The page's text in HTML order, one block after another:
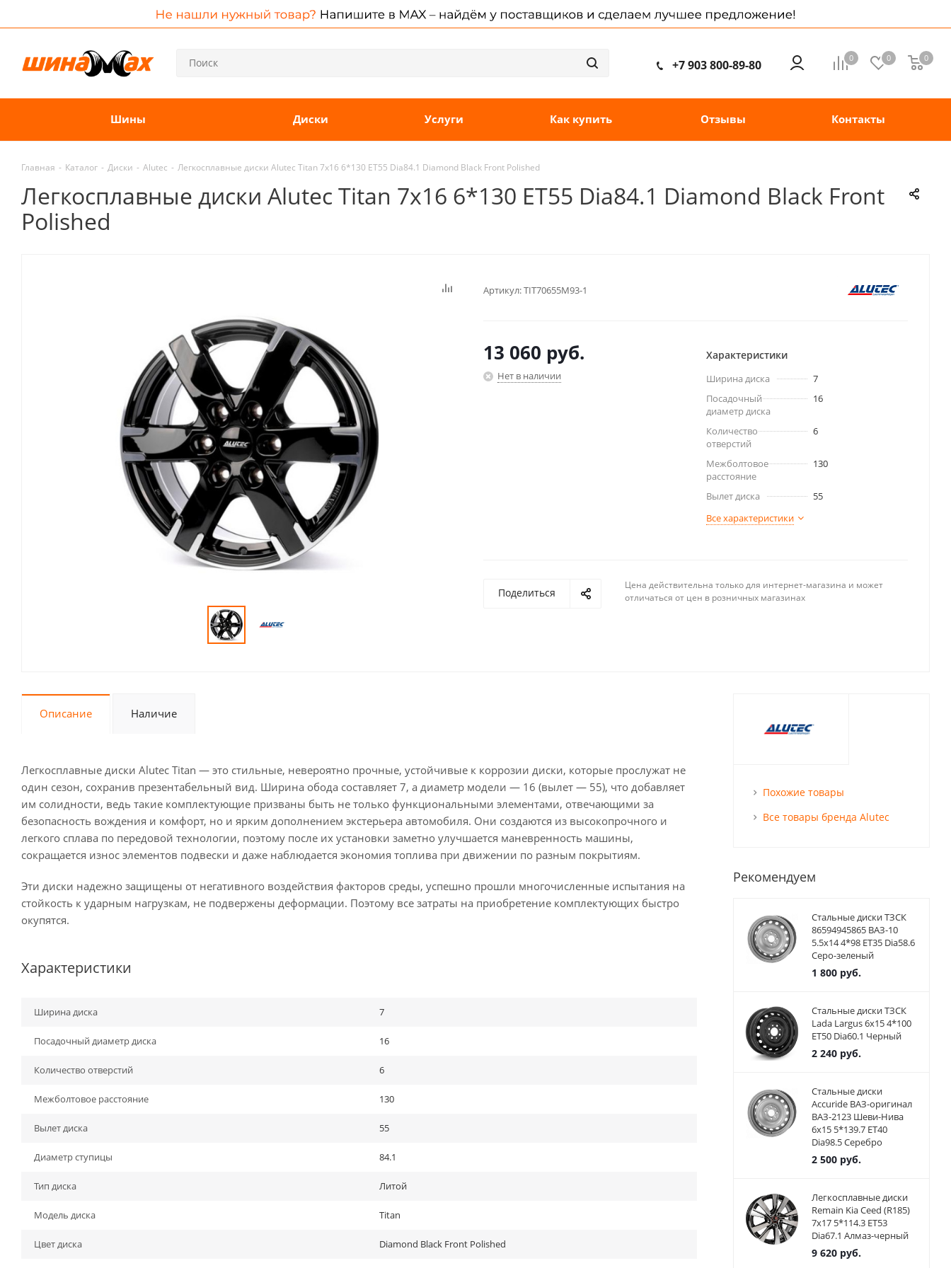
0 0 0
+7 903 800-89-80
Шины Диски Услуги Как купить Отзывы Контакты
Главная - Каталог - Диски - Alutec - Легкосплавные диски Alutec Titan 7x16 6*130 ET55 Dia84.1 Diamond Black Front Polished
Легкосплавные диски Alutec Titan 7x16 6*130 ET55 Dia84.1 Diamond Black Front
Polished
Артикул:TIT70655M93-1
13 060 руб.
Нет в наличии
Характеристики
Ширина диска
7
Посадочный
диаметр диска
16
Количество
отверстий
6
Межболтовое
расстояние
130
Вылет диска
55
Все характеристики
Поделиться
Цена действительна только для интернет-магазина и может
отличаться от цен в розничных магазинах
Описание Наличие
Легкосплавные диски Alutec Titan — это стильные, невероятно прочные, устойчивые к коррозии диски, которые прослужат не
один сезон, сохранив презентабельный вид. Ширина обода составляет 7, а диаметр модели — 16 (вылет — 55), что добавляет
им солидности, ведь такие комплектующие призваны быть не только функциональными элементами, отвечающими за
безопасность вождения и комфорт, но и ярким дополнением экстерьера автомобиля. Они создаются из высокопрочного и
легкого сплава по передовой технологии, поэтому после их установки заметно улучшается маневренность машины,
сокращается износ элементов подвески и даже наблюдается экономия топлива при движении по разным покрытиям.
Эти диски надежно защищены от негативного воздействия факторов среды, успешно прошли многочисленные испытания на
стойкость к ударным нагрузкам, не подвержены деформации. Поэтому все затраты на приобретение комплектующих быстро
окупятся.
Характеристики
Ширина диска 7
Посадочный диаметр диска 16
Количество отверстий 6
Межболтовое расстояние 130
Вылет диска 55
Диаметр ступицы 84.1
Тип диска Литой
Модель диска Titan
Цвет диска Diamond Black Front Polished
Похожие товары
Все товары бренда Alutec
Рекомендуем
Стальные диски ТЗСК
86594945865 ВАЗ-10
5.5x14 4*98 ET35 Dia58.6
Серо-зеленый
1 800руб.
Стальные диски ТЗСК
Lada Largus 6x15 4*100
ET50 Dia60.1 Черный
2 240руб.
Стальные диски
Accuride ВАЗ-оригинал
ВАЗ-2123 Шеви-Нива
6x15 5*139.7 ET40
Dia98.5 Серебро
2 500руб.
Легкосплавные диски
Remain Kia Ceed (R185)
7x17 5*114.3 ET53
Dia67.1 Алмаз-черный
9 620руб.